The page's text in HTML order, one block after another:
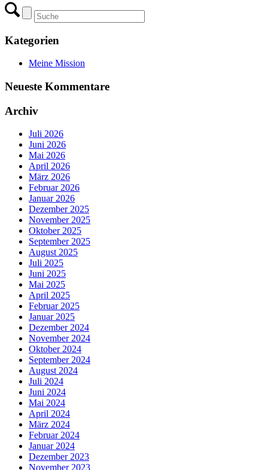
Kategorien
Meine Mission
Neueste Kommentare
Archiv
Juli 2026
Juni 2026
Mai 2026
April 2026
März 2026
Februar 2026
Januar 2026
Dezember 2025
November 2025
Oktober 2025
September 2025
August 2025
Juli 2025
Juni 2025
Mai 2025
April 2025
Februar 2025
Januar 2025
Dezember 2024
November 2024
Oktober 2024
September 2024
August 2024
Juli 2024
Juni 2024
Mai 2024
April 2024
März 2024
Februar 2024
Januar 2024
Dezember 2023
November 2023